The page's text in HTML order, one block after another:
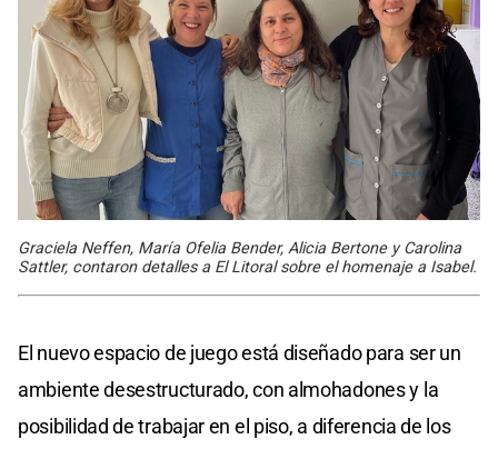
Graciela Neffen, María Ofelia Bender, Alicia Bertone y Carolina
Sattler, contaron detalles a El Litoral sobre el homenaje a Isabel.
El nuevo espacio de juego está diseñado para ser un
ambiente desestructurado, con almohadones y la
posibilidad de trabajar en el piso, a diferencia de los